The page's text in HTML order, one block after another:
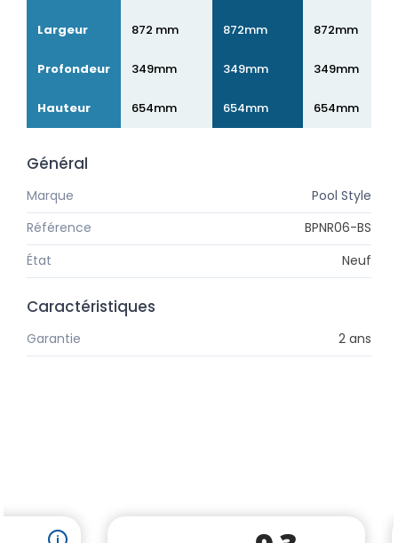
NIVEAU SONORE** 38,8/50,2dB (a)
18,8/30,2dB (a)
Protection en tête de ligne COURBE C 10 mA
Largeur 872 mm 872mm 872mm
Profondeur 349mm 349mm 349mm
Hauteur 654mm 654mm 654mm
Général
Marque
Pool Style
Référence
BPNR06-BS
État
Neuf
Caractéristiques
Garantie 2 ans